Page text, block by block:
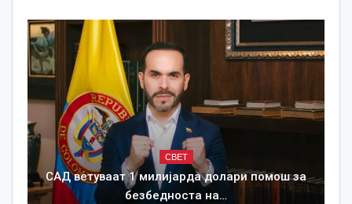
СВЕТ
САД ветуваат 1 милијарда долари помош за
безбедноста на…